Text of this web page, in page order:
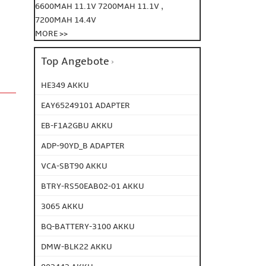
6600MAH 11.1V7200MAH 11.1V ,
7200MAH 14.4V
MORE >>
Top Angebote
HE349 AKKU
EAY65249101 ADAPTER
EB-F1A2GBU AKKU
ADP-90YD_B ADAPTER
VCA-SBT90 AKKU
BTRY-RS50EAB02-01 AKKU
3065 AKKU
BQ-BATTERY-3100 AKKU
DMW-BLK22 AKKU